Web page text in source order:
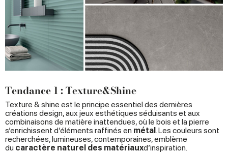
Tendance 1 : Texture&Shine
Texture & shine est le principe essentiel des dernières
créations design, aux jeux esthétiques séduisants et aux
combinaisons de matière inattendues, où le bois et la pierre
s’enrichissent d’éléments raffinés en métal . Les couleurs sont
recherchées, lumineuses, contemporaines, emblème
du caractère naturel des matériauxd’inspiration.